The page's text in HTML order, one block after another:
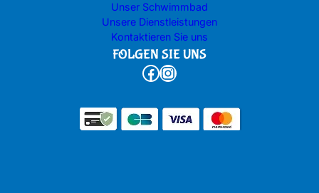
Unser Schwimmbad
Unsere Dienstleistungen
Kontaktieren Sie uns
FOLGEN SIE UNS
Facebook Instagram